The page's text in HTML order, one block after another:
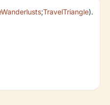
;TravelTriangle).